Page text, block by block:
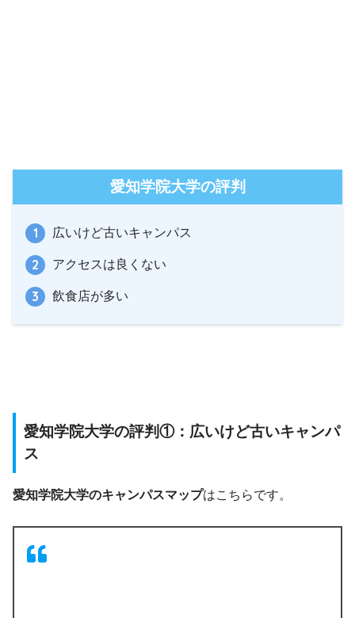
愛知学院大学の評判
広いけど古いキャンパス
アクセスは良くない
飲食店が多い
愛知学院大学の評判①：広いけど古いキャンパ
ス
愛知学院大学のキャンパスマップはこちらです。